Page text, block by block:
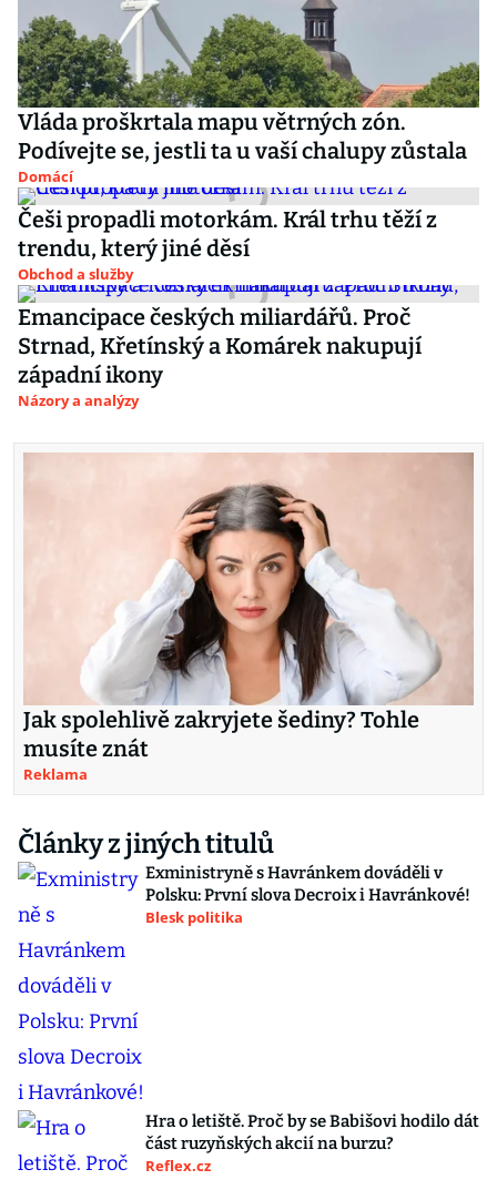
Vláda proškrtala mapu větrných zón.
Podívejte se, jestli ta u vaší chalupy zůstala
Domácí
Češi propadli motorkám. Král trhu těží z
trendu, který jiné děsí
Obchod a služby
Emancipace českých miliardářů. Proč
Strnad, Křetínský a Komárek nakupují
západní ikony
Názory a analýzy
Jak spolehlivě zakryjete šediny? Tohle
musíte znát
Reklama
Články z jiných titulů
Exministryně s Havránkem dováděli v
Polsku: První slova Decroix i Havránkové!
Blesk politika
Hra o letiště. Proč by se Babišovi hodilo dát
část ruzyňských akcií na burzu?
Reflex.cz